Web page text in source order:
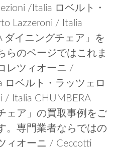
/Italia ロベルト・
Lazzeroni / Italia
ダイニングチェア」を
らのページではこれま
レツィオーニ /
ロベルト・ラッツェロ
/ Italia CHUMBERA
ェア」の買取事例をご
。専門業者ならではの
ィオーニ / Ceccotti